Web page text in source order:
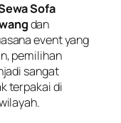
Sofa
dan
event yang
pemilihan
sangat
terpakai di